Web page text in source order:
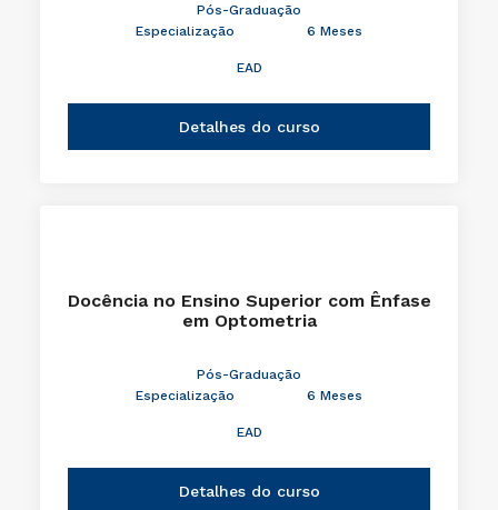
Pós-Graduação
Especialização
6 Meses
EAD
Detalhes do curso
Docência no Ensino Superior com Ênfase
em Optometria
Pós-Graduação
Especialização
6 Meses
EAD
Detalhes do curso